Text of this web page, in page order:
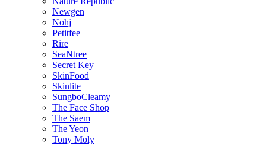
Newgen
Nohj
Petitfee
Rire
SeaNtree
Secret Key
SkinFood
Skinlite
SungboCleamy
The Face Shop
The Saem
The Yeon
Tony Moly